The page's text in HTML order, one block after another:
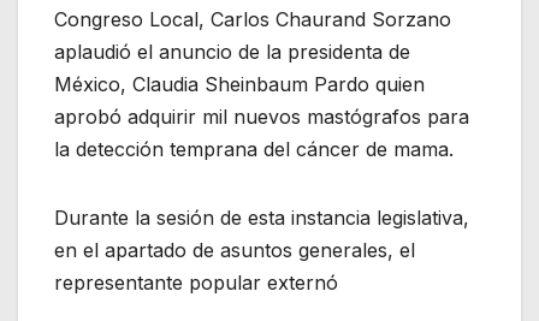
Congreso Local, Carlos Chaurand Sorzano
aplaudió el anuncio de la presidenta de
México, Claudia Sheinbaum Pardo quien
aprobó adquirir mil nuevos mastógrafos para
la detección temprana del cáncer de mama.
Durante la sesión de esta instancia legislativa,
en el apartado de asuntos generales, el
representante popular externó